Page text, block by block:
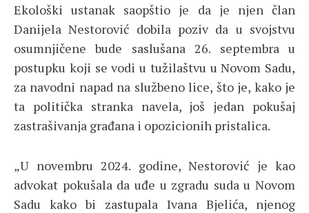
Ekološki ustanak saopštio je da je njen član
Danijela Nestorović dobila poziv da u svojstvu
osumnjičene bude saslušana 26. septembra u
postupku koji se vodi u tužilaštvu u Novom Sadu,
za navodni napad na službeno lice, što je, kako je
ta politička stranka navela, još jedan pokušaj
zastrašivanja građana i opozicionih pristalica.
„U novembru 2024. godine, Nestorović je kao
advokat pokušala da uđe u zgradu suda u Novom
Sadu kako bi zastupala Ivana Bjelića, njenog